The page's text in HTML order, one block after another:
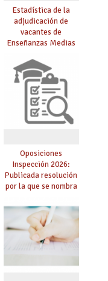
Estadística de la
adjudicación de
vacantes de
Enseñanzas Medias
Oposiciones
Inspección 2026:
Publicada resolución
por la que se nombra
prácticas, se regulan
dichas prácticas y se
convoca acto público
de adjudicación